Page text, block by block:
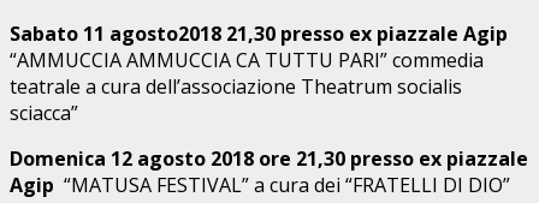
Sabato 11 agosto2018 21,30 presso ex piazzale Agip
“AMMUCCIA AMMUCCIA CA TUTTU PARI” commedia
teatrale a cura dell’associazione Theatrum socialis
sciacca”
Domenica 12 agosto 2018 ore 21,30 presso ex piazzale
Agip “MATUSA FESTIVAL” a cura dei “FRATELLI DI DIO”